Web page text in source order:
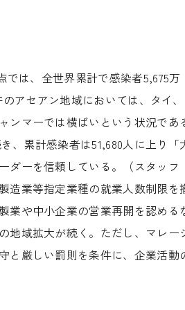
は、全世界累計で感染者5,675万
アセアン地域においては、タイ
ンマーでは横ばいという状況であ
、累計感染者は51,680人に上り「
ダーを信頼している。（スタッフ
造業等指定業種の就業人数制限を
業や中小企業の営業再開を認める
地域拡大が続く。ただし、マレー
と厳しい罰則を条件に、企業活動